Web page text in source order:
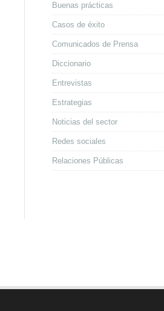
Buenas prácticas
Casos de éxito
Comunicados de Prensa
Diccionario
Entrevistas
Estrategias
Noticias del sector
Redes sociales
Relaciones Públicas